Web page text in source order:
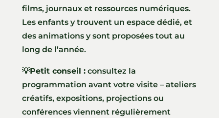
films, journaux et ressources numériques.
Les enfants y trouvent un espace dédié, et
des animations y sont proposées tout au
long de l’année.
💡Petit conseil :consultez la
programmation avant votre visite – ateliers
créatifs, expositions, projections ou
conférences viennent régulièrement